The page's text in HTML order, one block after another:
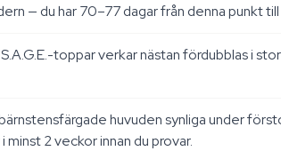
— du har 70–77 dagar från denna punkt
toppar verkar nästan fördubblas i
huvuden synliga under
2 veckor innan du provar.